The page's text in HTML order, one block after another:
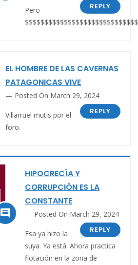
REPLY
Pero
EL HOMBRE DE LAS CAVERNAS
PATAGONICAS VIVE
Posted On March 29, 2024
REPLY
Villarruel mutis por el
foro.

HIPOCRECÍA Y
CORRUPCIÓN ES LA
CONSTANTE
Posted On March 29, 2024
REPLY
Esa ya hizo la
suya. Ya está. Ahora practica
flotación en la zona de